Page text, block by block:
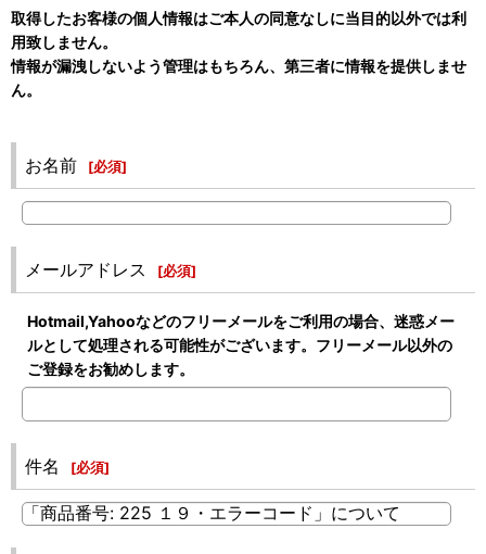
取得したお客様の個人情報はご本人の同意なしに当目的以外では利
用致しません。
情報が漏洩しないよう管理はもちろん、第三者に情報を提供しませ
ん。
お名前 [必須]
メールアドレス [必須]
Hotmail,Yahooなどのフリーメールをご利用の場合、迷惑メー
ルとして処理される可能性がございます。フリーメール以外の
ご登録をお勧めします。
件名 [必須]